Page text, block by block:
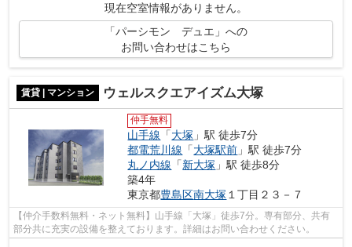
現在空室情報がありません。
「パーシモン デュエ」への
お問い合わせはこちら
賃貸 | マンション ウェルスクエアイズム大塚
仲手無料
山手線 「大塚 」駅 徒歩7分
都電荒川線 「大塚駅前 」駅 徒歩7分
丸ノ内線 「新大塚 」駅 徒歩8分
築4年
東京都豊島区南大塚 １丁目２３－７
【仲介手数料無料・ネット無料】山手線「大塚」徒歩7分。専有部分、共有
部分共に充実の設備を整えております。詳細はお問い合わせください。